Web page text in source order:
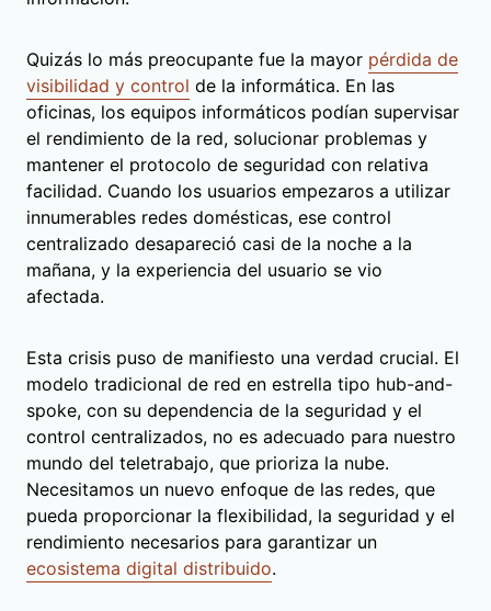
Quizás lo más preocupante fue la mayor pérdida de
visibilidad y control de la informática. En las
oficinas, los equipos informáticos podían supervisar
el rendimiento de la red, solucionar problemas y
mantener el protocolo de seguridad con relativa
facilidad. Cuando los usuarios empezaros a utilizar
innumerables redes domésticas, ese control
centralizado desapareció casi de la noche a la
mañana, y la experiencia del usuario se vio
afectada.
Esta crisis puso de manifiesto una verdad crucial. El
modelo tradicional de red en estrella tipo hub-and-
spoke, con su dependencia de la seguridad y el
control centralizados, no es adecuado para nuestro
mundo del teletrabajo, que prioriza la nube.
Necesitamos un nuevo enfoque de las redes, que
pueda proporcionar la flexibilidad, la seguridad y el
rendimiento necesarios para garantizar un
ecosistema digital distribuido.